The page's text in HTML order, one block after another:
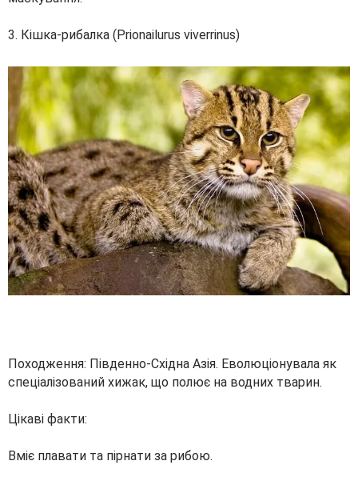
3. Кішка-рибалка (Prionailurus viverrinus)
Походження: Південно-Східна Азія. Еволюціонувала як
спеціалізований хижак, що полює на водних тварин.
Цікаві факти:
Вміє плавати та пірнати за рибою.